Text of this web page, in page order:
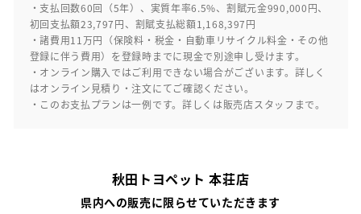
・支払回数60回（5年）、実質年率6.5%、割賦元金990,000円、
初回支払額23,797円、割賦支払総額1,168,397円
・諸費用11万円（保険料・税金・自動車リサイクル料金・その他
登録に伴う費用）を登録時までに現金で別途申し受けます。
・オンライン購入ではご利用できない場合がございます。詳しく
はオンライン見積り・注文にてご確認ください。
・このお支払プランは一例です。詳しくは販売店スタッフまで。
秋田トヨペット 本荘店
県内への販売に限らせていただきます